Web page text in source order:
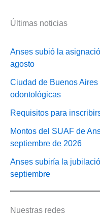
Últimas noticias
Anses subió la
agosto
Ciudad de Buenos
odontológicas
Requisitos para
Montos del SUAF de
septiembre de 2026
Anses subiría la
septiembre
Nuestras redes